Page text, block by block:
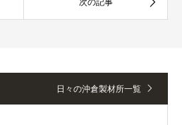
日々の沖倉製材所一覧